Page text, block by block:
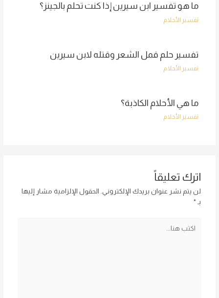
ما هو تفسير ابن سيرين إذا كنت تحلم بالجينز؟
تفسير الأحلام
تفسير حلم قمل الشعر وقتله لابن سيرين
تفسير الأحلام
ما هي الأحلام الكاذبة؟
تفسير الأحلام
اترك تعليقاً
لن يتم نشر عنوان بريدك الإلكتروني. الحقول الإلزامية مشار إليها
بـ *
هنا...